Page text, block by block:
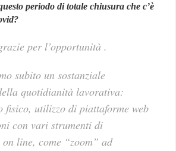
periodo di totale chiusura che c’è
per l’opportunità .
subito un sostanziale
quotidianità lavorativa:
fisico, utilizzo di piattaforme web
con vari strumenti di
line, come “zoom” ad